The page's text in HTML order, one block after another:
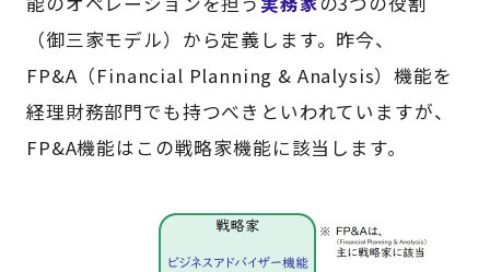
（御三家モデル）から定義します。昨今、
FP&A（Financial Planning & Analysis）機能を
経理財務部門でも持つべきといわれていますが、
FP&A機能はこの戦略家機能に該当します。